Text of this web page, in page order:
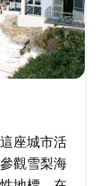
座城市活
觀雪梨海